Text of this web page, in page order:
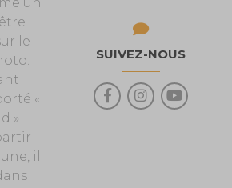
le
«
»
il
SUIVEZ-NOUS